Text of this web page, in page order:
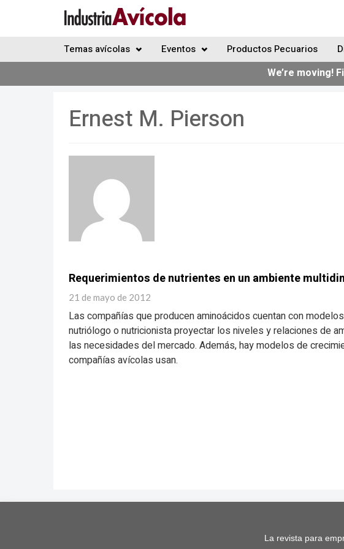
Temas avícolas Eventos Productos Pecuarios
We’re moving!
Ernest M. Pierson
Requerimientos de nutrientes en un ambiente
21 de mayo de 2012
Las compañías que producen aminoácidos cuentan con
nutriólogo o nutricionista proyectar los niveles y relaciones de
las necesidades del mercado. Además, hay modelos de
compañías avícolas usan.
La revista para